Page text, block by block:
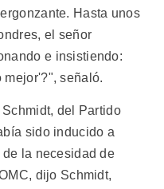
Hasta unos
el señor
e insistiendo:
señaló.
del Partido
sido inducido a
la necesidad de
dijo Schmidt,